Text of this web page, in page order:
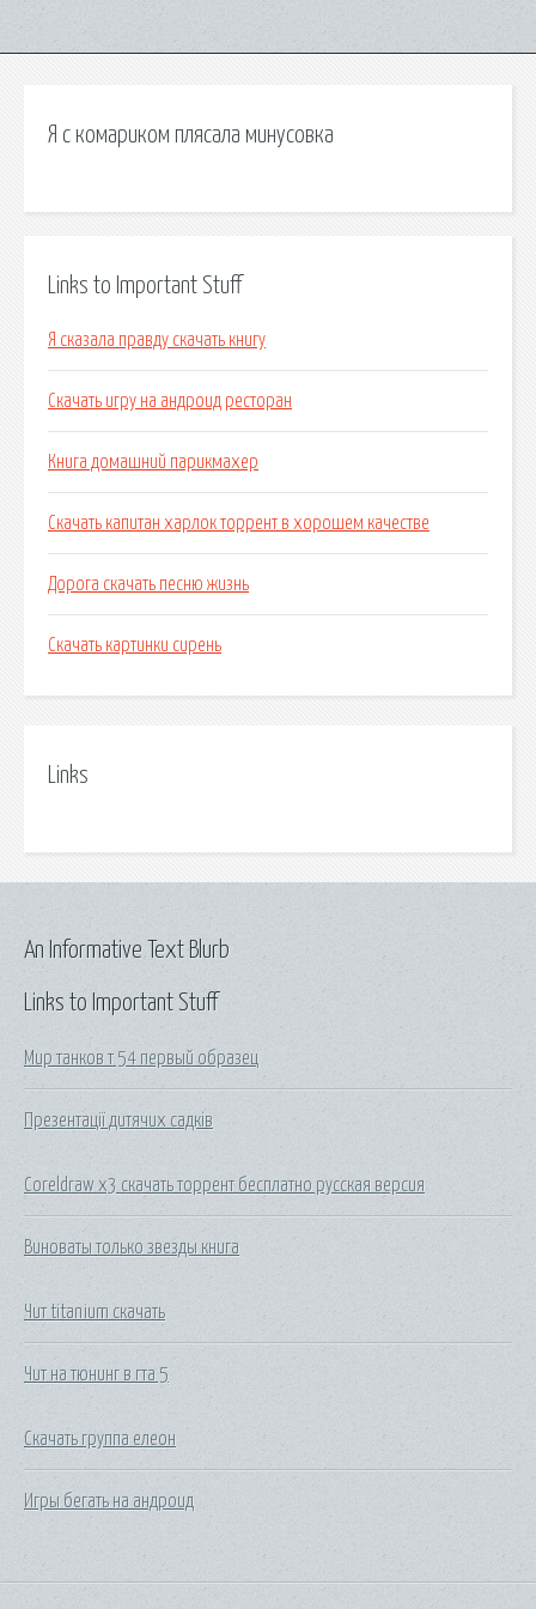
Я с комариком плясала минусовка
Links to Important Stuff
Я сказала правду скачать книгу
Скачать игру на андроид ресторан
Книга домашний парикмахер
Скачать капитан харлок торрент в хорошем качестве
Дорога скачать песню жизнь
Скачать картинки сирень
Links
Links to Important Stuff
Мир танков т 54 первый образец
Презентації дитячих садків
Coreldraw х3 скачать торрент бесплатно русская версия
Виноваты только звезды книга
Чит titanium скачать
Чит на тюнинг в гта 5
Скачать группа елеон
Игры бегать на андроид
An Informative Text Blurb